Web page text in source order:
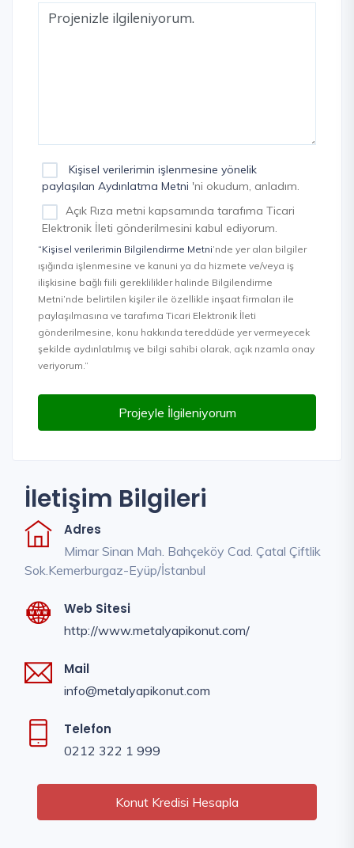
Kişisel verilerimin işlenmesine yönelik
paylaşılan Aydınlatma Metni 'ni okudum, anladım.
Açık Rıza metni kapsamında tarafıma Ticari
Elektronik İleti gönderilmesini kabul ediyorum.
“Kişisel verilerimin Bilgilendirme Metni’nde yer alan bilgiler
ışığında işlenmesine ve kanuni ya da hizmete ve/veya iş
ilişkisine bağlı fiili gereklilikler halinde Bilgilendirme
Metni’nde belirtilen kişiler ile özellikle inşaat firmaları ile
paylaşılmasına ve tarafıma Ticari Elektronik İleti
gönderilmesine, konu hakkında tereddüde yer vermeyecek
şekilde aydınlatılmış ve bilgi sahibi olarak, açık rızamla onay
veriyorum.”
Projeyle İlgileniyorum
İletişim Bilgileri
Adres
Mimar Sinan Mah. Bahçeköy Cad. Çatal Çiftlik
Sok.Kemerburgaz-Eyüp/İstanbul
Web Sitesi
http://www.metalyapikonut.com/
Mail
info@metalyapikonut.com
Telefon
0212 322 1 999
Konut Kredisi Hesapla